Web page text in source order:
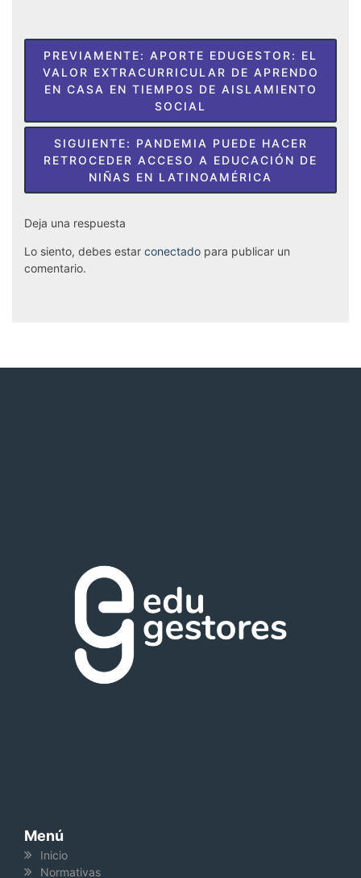
Navegación
entradas
PREVIAMENTE: APORTE EDUGESTOR: EL
VALOR EXTRACURRICULAR DE APRENDO
EN CASA EN TIEMPOS DE AISLAMIENTO
SOCIAL
SIGUIENTE: PANDEMIA PUEDE HACER
RETROCEDER ACCESO A EDUCACIÓN DE
NIÑAS EN LATINOAMÉRICA
Deja una respuesta
Lo siento, debes estar conectado para publicar un
comentario.
Menú
Inicio
Normativas